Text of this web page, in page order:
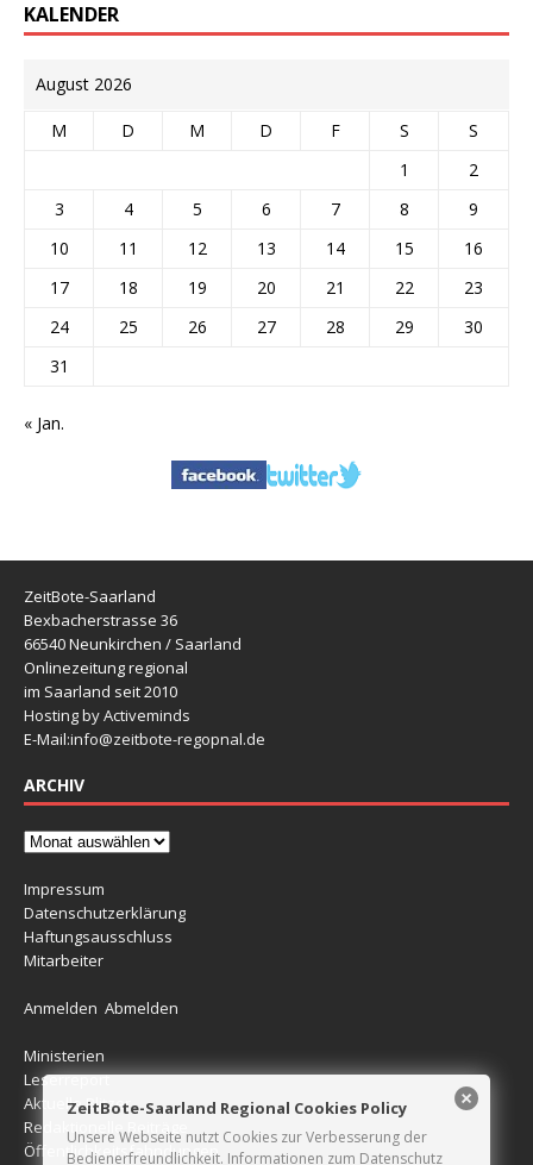
KALENDER
August 2026
M D M D F S
S
1
2
3
4 5 6 7 8
9
10
11 12 13 14 15
16
17
18 19 20 21 22
23
24
25 26 27 28 29
30
31
« Jan.
ZeitBote-Saarland
Bexbacherstrasse 36
66540 Neunkirchen / Saarland
Onlinezeitung regional
im Saarland seit 2010
Hosting by Activeminds
E-Mail:info@zeitbote-regopnal.de
ARCHIV
Impressum
Datenschutzerklärung
Haftungsausschluss
Mitarbeiter
Anmelden Abmelden
Ministerien
Leserreport
Aktuelle Blitzer
Redaktionelle Beiträge
Öffentlichkeitsfahndungen
ZeitBote-Saarland Regional Cookies Policy
Unsere Webseite nutzt Cookies zur Verbesserung der
Bedienerfreundlichkeit. Informationen zum Datenschutz